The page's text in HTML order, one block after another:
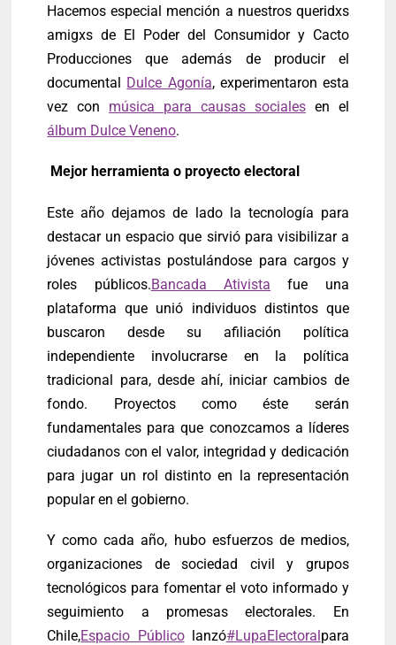
Hacemos especial mención a nuestros queridxs
amigxs de El Poder del Consumidor y Cacto
Producciones que además de producir el
documental Dulce Agonía, experimentaron esta
vez con música para causas socialesen el
álbum Dulce Veneno.
Mejor herramienta o proyecto electoral
Este año dejamos de lado la tecnología para
destacar un espacio que sirvió para visibilizar a
jóvenes activistas postulándose para cargos y
roles públicos.Bancada Ativista fue una
plataforma que unió individuos distintos que
buscaron desde su afiliación política
independiente involucrarse en la política
tradicional para, desde ahí, iniciar cambios de
fondo. Proyectos como éste serán
fundamentales para que conozcamos a líderes
ciudadanos con el valor, integridad y dedicación
para jugar un rol distinto en la representación
popular en el gobierno.
Y como cada año, hubo esfuerzos de medios,
organizaciones de sociedad civil y grupos
tecnológicos para fomentar el voto informado y
seguimiento a promesas electorales. En
Chile,Espacio Públicolanzó#LupaElectoralpara